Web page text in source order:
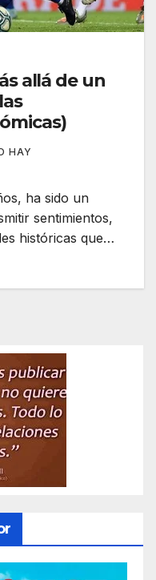
allá de un
HAY
ha sido un
sentimientos,
históricas que…